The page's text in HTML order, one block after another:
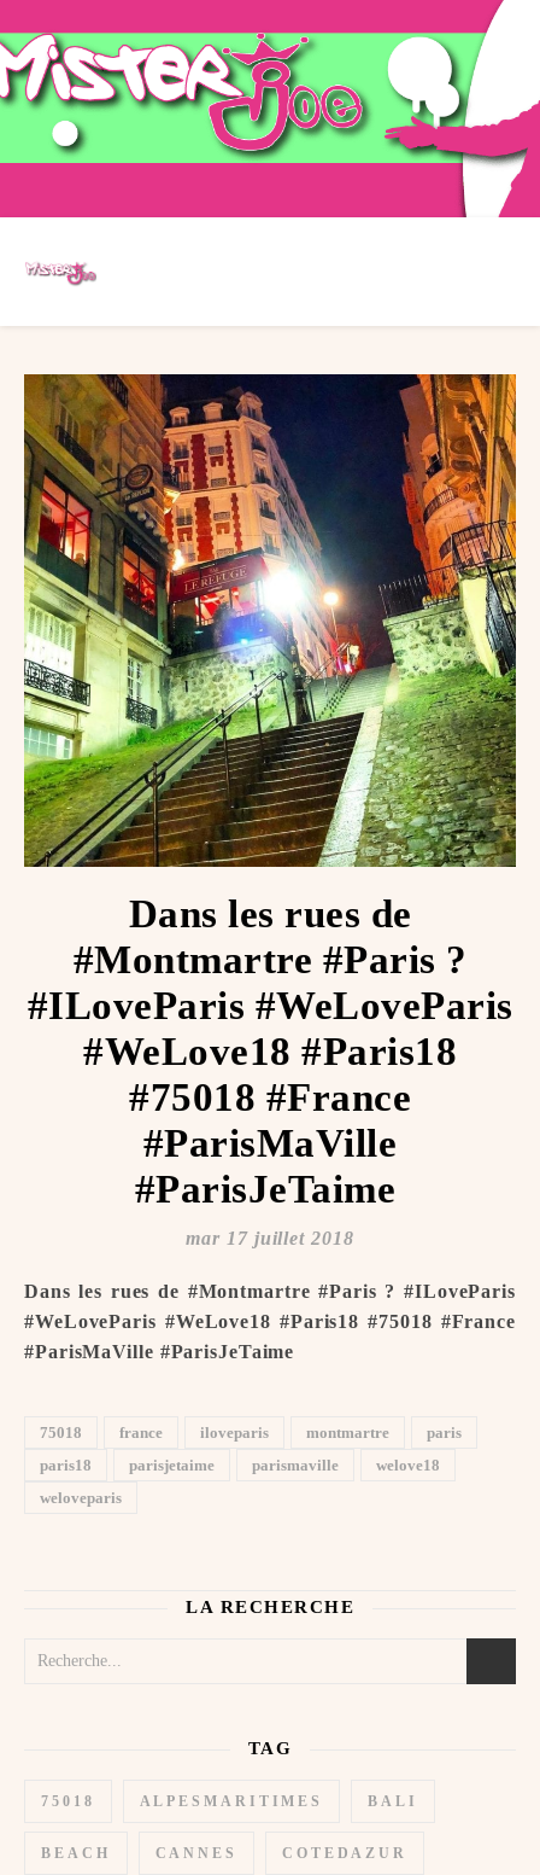
Dans les rues de
#Montmartre #Paris ?
#ILoveParis #WeLoveParis
#WeLove18 #Paris18
#75018 #France
#ParisMaVille
#ParisJeTaime ️
mar 17 juillet 2018
Dans les rues de #Montmartre #Paris ? #ILoveParis
#WeLoveParis #WeLove18 #Paris18 #75018 #France
#ParisMaVille #ParisJeTaime ️
75018 france iloveparis montmartre
paris
paris18
parisjetaime parismaville
welove18
weloveparis
LA RECHERCHE
TAG
75018 ALPESMARITIMES BALI
BEACH CANNES COTEDAZUR